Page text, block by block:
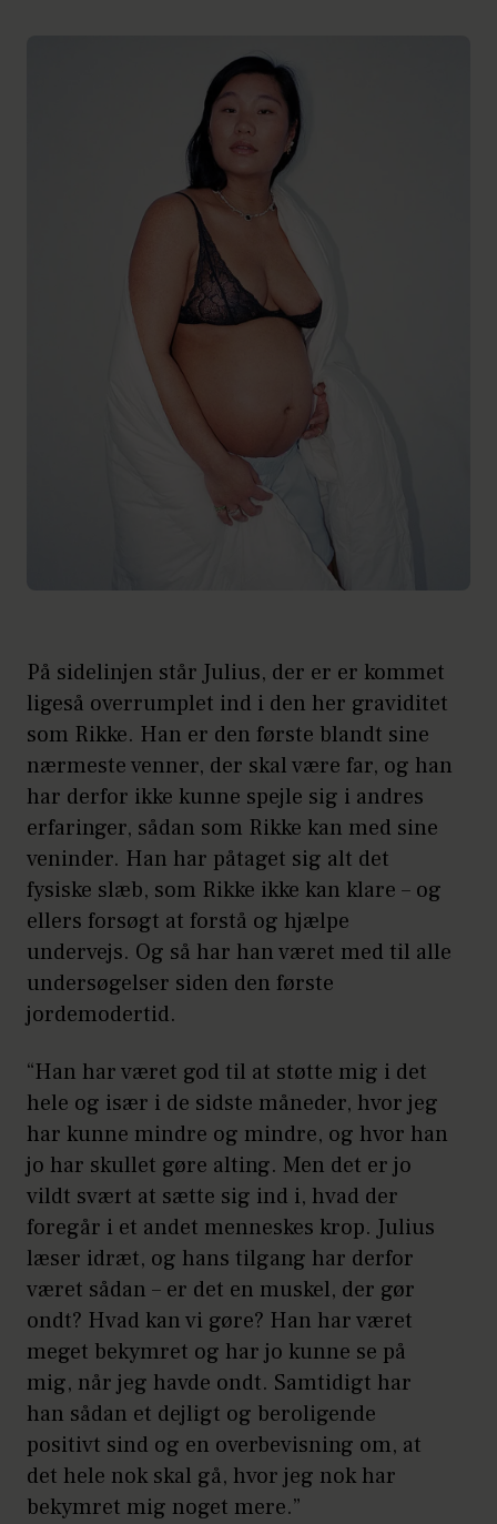
På sidelinjen står Julius, der er er kommet
ligeså overrumplet ind i den her graviditet
som Rikke. Han er den første blandt sine
nærmeste venner, der skal være far, og han
har derfor ikke kunne spejle sig i andres
erfaringer, sådan som Rikke kan med sine
veninder. Han har påtaget sig alt det
fysiske slæb, som Rikke ikke kan klare – og
ellers forsøgt at forstå og hjælpe
undervejs. Og så har han været med til alle
undersøgelser siden den første
jordemodertid.
“Han har været god til at støtte mig i det
hele og især i de sidste måneder, hvor jeg
har kunne mindre og mindre, og hvor han
jo har skullet gøre alting. Men det er jo
vildt svært at sætte sig ind i, hvad der
foregår i et andet menneskes krop. Julius
læser idræt, og hans tilgang har derfor
været sådan – er det en muskel, der gør
ondt? Hvad kan vi gøre? Han har været
meget bekymret og har jo kunne se på
mig, når jeg havde ondt. Samtidigt har
han sådan et dejligt og beroligende
positivt sind og en overbevisning om, at
det hele nok skal gå, hvor jeg nok har
bekymret mig noget mere.”